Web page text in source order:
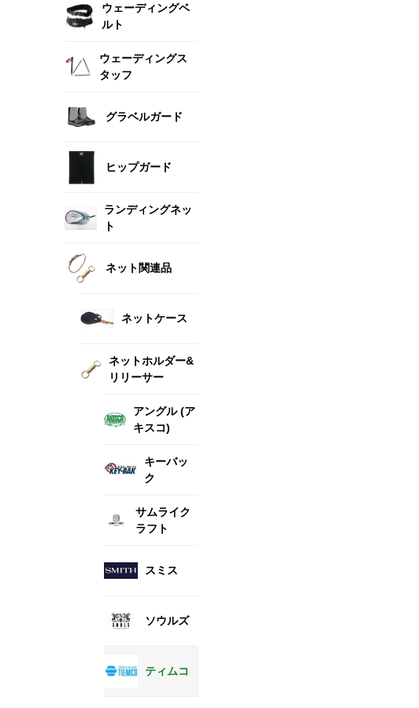
ウェーディングベ
ルト
ウェーディングス
タッフ
グラベルガード
ヒップガード
ランディングネッ
ト
ネット関連品
ネットケース
ネットホルダー&
リリーサー
アングル (ア
キスコ)
キーバッ
ク
サムライク
ラフト
スミス
ソウルズ
ティムコ